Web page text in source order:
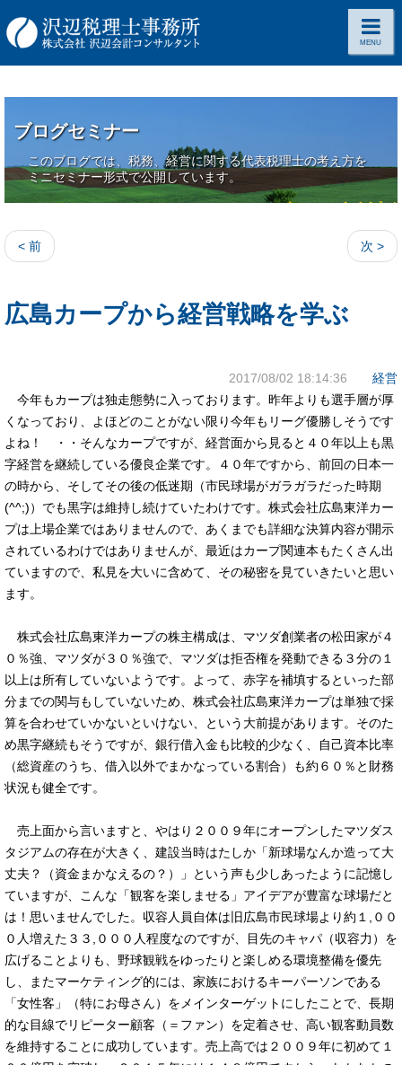
ブログセミナー
このブログでは、税務、経営に関する代表税理士の考え方を
ミニセミナー形式で公開しています。
< 前 次 >
広島カープから経営戦略を学ぶ
2017/08/02 18:14:36 経営
今年もカープは独走態勢に入っております。昨年よりも選手層が厚
くなっており、よほどのことがない限り今年もリーグ優勝しそうです
よね！ ・・そんなカープですが、経営面から見ると４０年以上も黒
字経営を継続している優良企業です。４０年ですから、前回の日本一
の時から、そしてその後の低迷期（市民球場がガラガラだった時期
(^^;)）でも黒字は維持し続けていたわけです。株式会社広島東洋カー
プは上場企業ではありませんので、あくまでも詳細な決算内容が開示
されているわけではありませんが、最近はカープ関連本もたくさん出
ていますので、私見を大いに含めて、その秘密を見ていきたいと思い
ます。
株式会社広島東洋カープの株主構成は、マツダ創業者の松田家が４
０％強、マツダが３０％強で、マツダは拒否権を発動できる３分の１
以上は所有していないようです。よって、赤字を補填するといった部
分までの関与もしていないため、株式会社広島東洋カープは単独で採
算を合わせていかないといけない、という大前提があります。そのた
め黒字継続もそうですが、銀行借入金も比較的少なく、自己資本比率
（総資産のうち、借入以外でまかなっている割合）も約６０％と財務
状況も健全です。
売上面から言いますと、やはり２００９年にオープンしたマツダス
タジアムの存在が大きく、建設当時はたしか「新球場なんか造って大
丈夫？（資金まかなえるの？）」という声も少しあったように記憶し
ていますが、こんな「観客を楽しませる」アイデアが豊富な球場だと
は！思いませんでした。収容人員自体は旧広島市民球場より約１,００
０人増えた３３,０００人程度なのですが、目先のキャパ（収容力）を
広げることよりも、野球観戦をゆったりと楽しめる環境整備を優先
し、またマーケティング的には、家族におけるキーパーソンである
「女性客」（特にお母さん）をメインターゲットにしたことで、長期
的な目線でリピーター顧客（＝ファン）を定着させ、高い観客動員数
を維持することに成功しています。売上高では２００９年に初めて１
MENU